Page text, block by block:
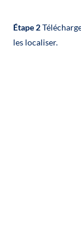
Étape 2
les localiser.